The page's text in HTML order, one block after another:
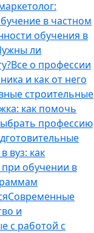
в частном
обучения в
ли
Все о профессии
и как от него
строительные
как помочь
профессию
вуз: как
обучении в
Современные
и
с работой с